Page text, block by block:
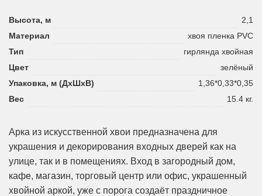
Высота, м
2,1
Материал
хвоя пленка PVC
Тип
гирлянда хвойная
Цвет
зелёный
Упаковка, м (ДхШхВ)
1,36*0,33*0,35
Вес
15.4 кг.
Арка из искусственной хвои предназначена для
украшения и декорирования входных дверей как на
улице, так и в помещениях. Вход в загородный дом,
кафе, магазин, торговый центр или офис, украшенный
хвойной аркой, уже с порога создаёт праздничное